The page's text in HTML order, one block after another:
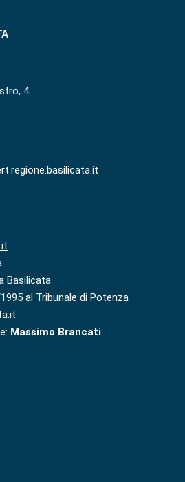
4
Basilicata
al Tribunale di Potenza
Massimo Brancati